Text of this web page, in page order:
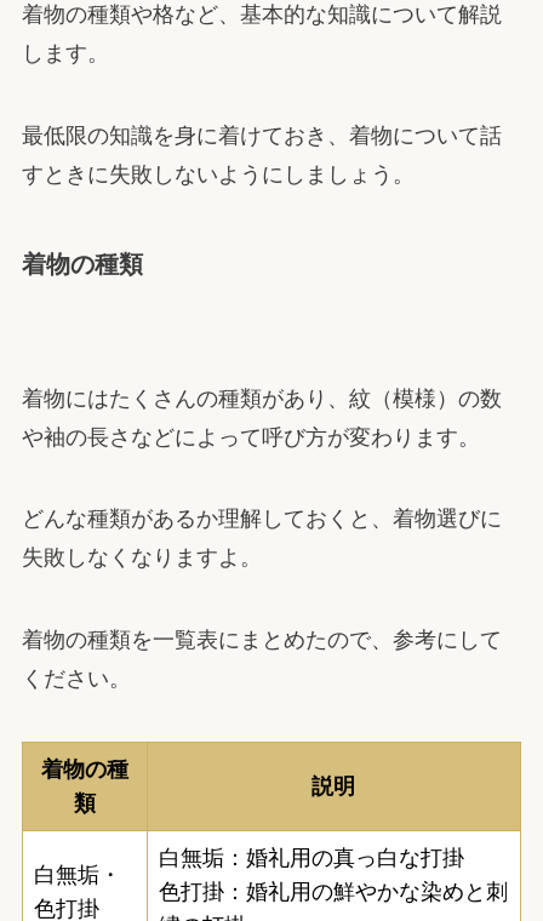
着物の種類や格など、基本的な知識について解説
します。
最低限の知識を身に着けておき、着物について話
すときに失敗しないようにしましょう。
着物の種類
着物にはたくさんの種類があり、紋（模様）の数
や袖の長さなどによって呼び方が変わります。
どんな種類があるか理解しておくと、着物選びに
失敗しなくなりますよ。
着物の種類を一覧表にまとめたので、参考にして
ください。
着物の種
類
説明
白無垢・
色打掛
白無垢：婚礼用の真っ白な打掛
色打掛：婚礼用の鮮やかな染めと刺